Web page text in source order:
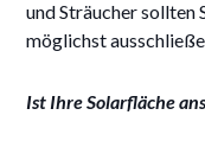
und Sträucher sollten
möglichst
Ist Ihre Solarfläche